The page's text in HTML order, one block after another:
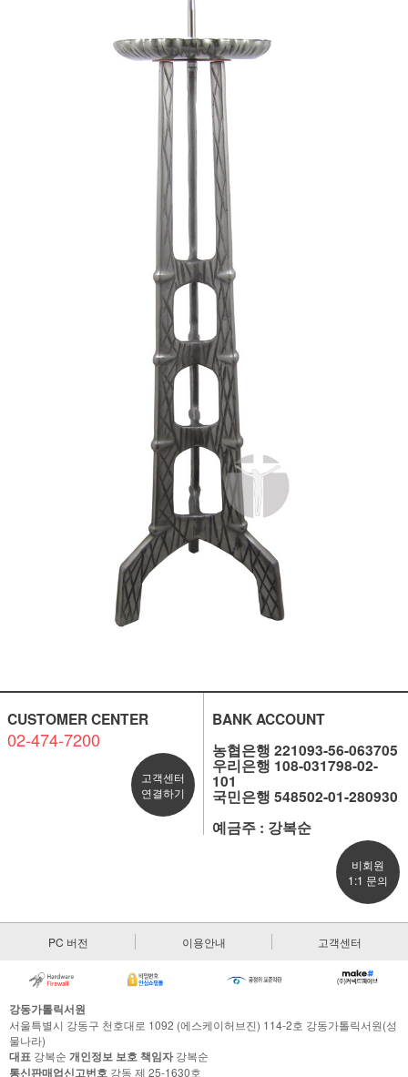
CUSTOMER CENTER
02-474-7200
고객센터
연결하기
BANK ACCOUNT
농협은행 221093-56-063705
우리은행 108-031798-02-
101
국민은행 548502-01-280930
예금주 : 강복순
비회원
1:1 문의
PC 버전 이용안내 고객센터
강동가톨릭서원
서울특별시 강동구 천호대로 1092 (에스케이허브진) 114-2호 강동가톨릭서원(성
물나라)
대표 강복순 개인정보 보호 책임자강복순
통신판매업신고번호 강동 제 25-1630호